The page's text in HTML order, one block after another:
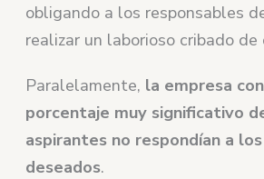
obligando a los responsables
realizar un laborioso cribado
Paralelamente, la empresa
porcentaje muy significativo
aspirantes no respondían a
deseados.